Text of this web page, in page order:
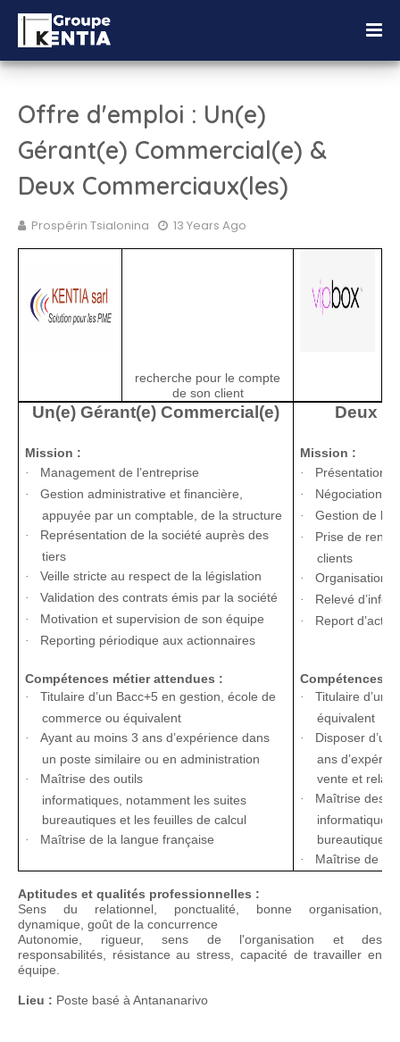
Offre d'emploi : Un(e)
Gérant(e) Commercial(e) &
Deux Commerciaux(les)
Prospérin Tsialonina 13 Years Ago
recherche pour le compte
de son client
Un(e) Gérant(e) Commercial(e)
Mission :
· Management de l’entreprise
·
Gestion administrative et financière,
appuyée par un comptable, de la structure
·
Représentation de la société auprès des
tiers
· Veille stricte au respect de la législation
· Validation des contrats émis par la société
· Motivation et supervision de son équipe
· Reporting périodique aux actionnaires
Compétences métier attendues :
·
Titulaire d’un Bacc+5 en gestion, école de
commerce ou équivalent
·
Ayant au moins 3 ans d’expérience dans
un poste similaire ou en administration
·
Maîtrise des outils
informatiques, notamment les suites
bureautiques et les feuilles de calcul
· Maîtrise de la langue française
Deux
Mission :
· Présentation
· Négociation
· Gestion de la
·
Prise de
clients
· Organisation
· Relevé
· Report
Compétences
·
Titulaire d’un
équivalent
·
Disposer
ans
vente et
·
Maîtrise des
bureautiques
· Maîtrise de la
Aptitudes et qualités professionnelles :
Sens du relationnel, ponctualité, bonne organisation,
dynamique, goût de la concurrence
Autonomie, rigueur, sens de l'organisation et des
responsabilités, résistance au stress, capacité de travailler en
équipe.
Lieu : Poste basé à Antananarivo